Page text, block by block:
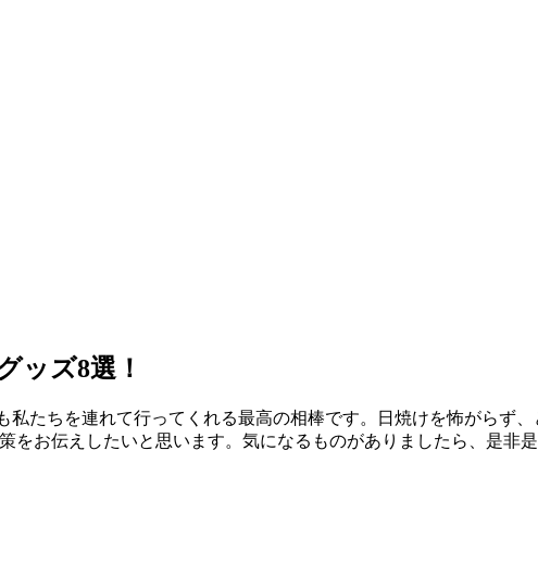
ッズ8選！
たちを連れて行ってくれる最高の相棒です。日焼けを怖がらず
お伝えしたいと思います。気になるものがありましたら、是非